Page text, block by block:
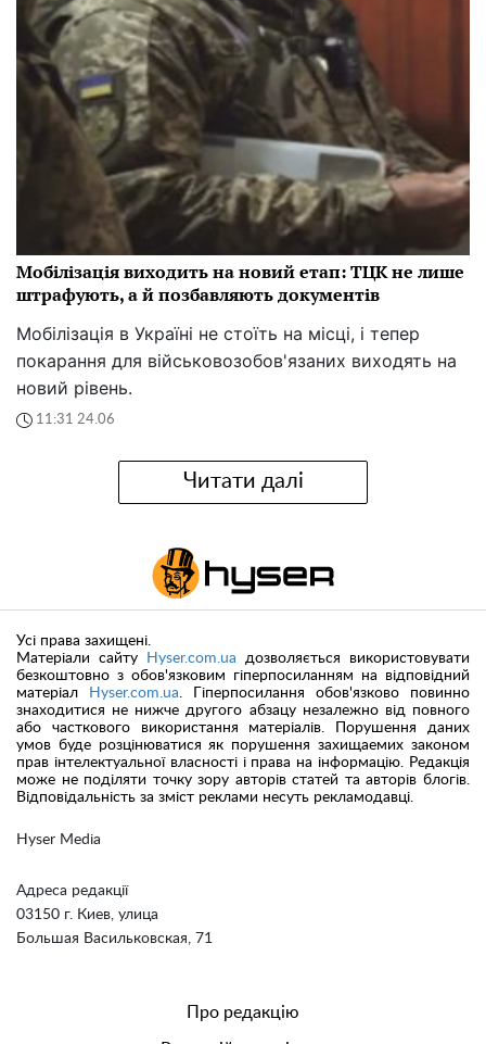
Мобілізація виходить на новий етап: ТЦК не лише
штрафують, а й позбавляють документів
Мобілізація в Україні не стоїть на місці, і тепер
покарання для військовозобов'язаних виходять на
новий рівень.
11:31 24.06
Читати далі
Hyser Media
Адреса редакції
03150 г. Киев, улица
Большая Васильковская, 71
Усі права захищені.
Матеріали сайту
Hyser.com.ua дозволяється використовувати
безкоштовно з обов'язковим гіперпосиланням на відповідний
матеріал
Hyser.com.ua . Гіперпосилання обов'язково повинно
знаходитися не нижче другого абзацу незалежно від повного
або часткового використання матеріалів. Порушення даних
умов буде розцінюватися як порушення захищаемих законом
прав інтелектуальної власності і права на інформацію. Редакція
може не поділяти точку зору авторів статей та авторів блогів.
Відповідальність за зміст реклами несуть рекламодавці.
Про редакцію